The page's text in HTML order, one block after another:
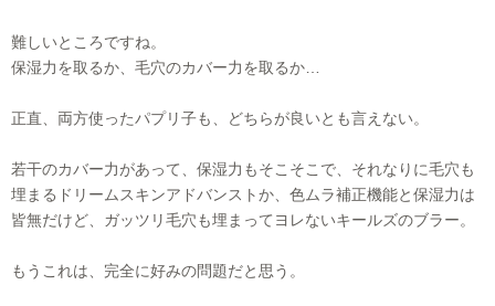
難しいところですね。
保湿力を取るか、毛穴のカバー力を取るか…
正直、両方使ったパプリ子も、どちらが良いとも言えない。
若干のカバー力があって、保湿力もそこそこで、それなりに毛穴も
埋まるドリームスキンアドバンストか、色ムラ補正機能と保湿力は
皆無だけど、ガッツリ毛穴も埋まってヨレないキールズのブラー。
もうこれは、完全に好みの問題だと思う。